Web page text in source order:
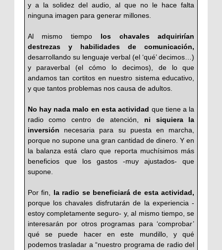
y a la solidez del audio, al que no le hace falta
ninguna imagen para generar millones.
Al mismo tiempo los chavales adquirirían
destrezas y habilidades de comunicación,
desarrollando su lenguaje verbal (el ‘qué’ decimos…)
y paraverbal (el cómo lo decimos), de lo que
andamos tan cortitos en nuestro sistema educativo,
y que tantos problemas nos causa de adultos.
No hay nada malo en esta actividad que tiene a la
radio como centro de atención, ni siquiera la
inversión necesaria para su puesta en marcha,
porque no supone una gran cantidad de dinero. Y en
la balanza está claro que reporta muchísimos más
beneficios que los gastos -muy ajustados- que
supone.
Por fin, la radio se beneficiará de esta actividad,
porque los chavales disfrutarán de la experiencia -
estoy completamente seguro- y, al mismo tiempo, se
interesarán por otros programas para ‘comprobar’
qué se puede hacer en este mundillo, y qué
podemos trasladar a “nuestro programa de radio del